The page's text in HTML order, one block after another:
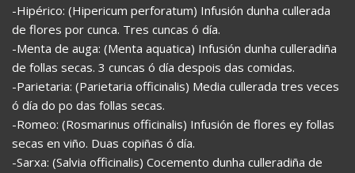
-Hipérico: (Hipericum perforatum) Infusión dunha cullerada
de flores por cunca. Tres cuncas ó día.
-Menta de auga: (Menta aquatica) Infusión dunha culleradiña
de follas secas. 3 cuncas ó día despois das comidas.
-Parietaria: (Parietaria officinalis) Media cullerada tres veces
ó día do po das follas secas.
-Romeo: (Rosmarinus officinalis) Infusión de flores ey follas
secas en viño. Duas copiñas ó día.
-Sarxa: (Salvia officinalis) Cocemento dunha culleradiña de